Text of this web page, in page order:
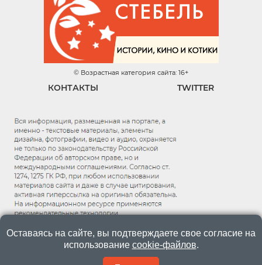
© Возрастная категория сайта: 16+
КОНТАКТЫ TWITTER
Оставаясь на сайте, вы подтверждаете свое согласие на
использование cookie-файлов.